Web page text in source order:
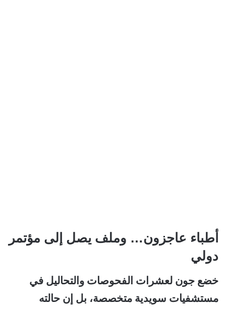
أطباء عاجزون… وملف يصل إلى مؤتمر
دولي
خضع جون لعشرات الفحوصات والتحاليل في
مستشفيات سويدية متخصصة، بل إن حالته